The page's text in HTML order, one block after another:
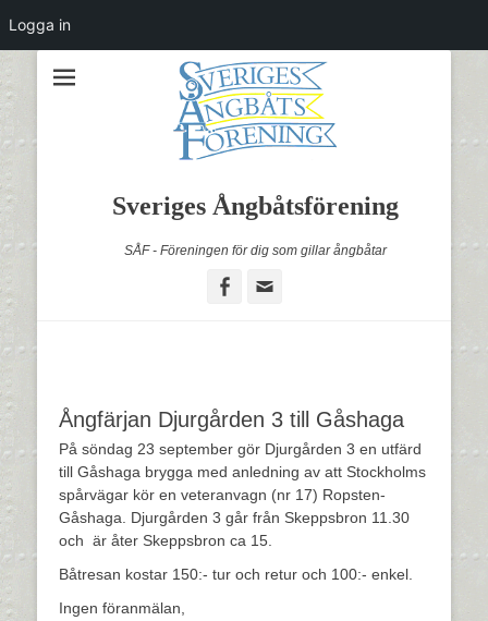
Sveriges Ångbåtsförening
SÅF - Föreningen för dig som gillar ångbåtar
Facebook
Ångfärjan Djurgården 3 till Gåshaga
På söndag 23 september gör Djurgården 3 en utfärd
till Gåshaga brygga med anledning av att Stockholms
spårvägar kör en veteranvagn (nr 17) Ropsten-
Gåshaga. Djurgården 3 går från Skeppsbron 11.30
och är åter Skeppsbron ca 15.
Båtresan kostar 150:- tur och retur och 100:- enkel.
Ingen föranmälan,
Logga in